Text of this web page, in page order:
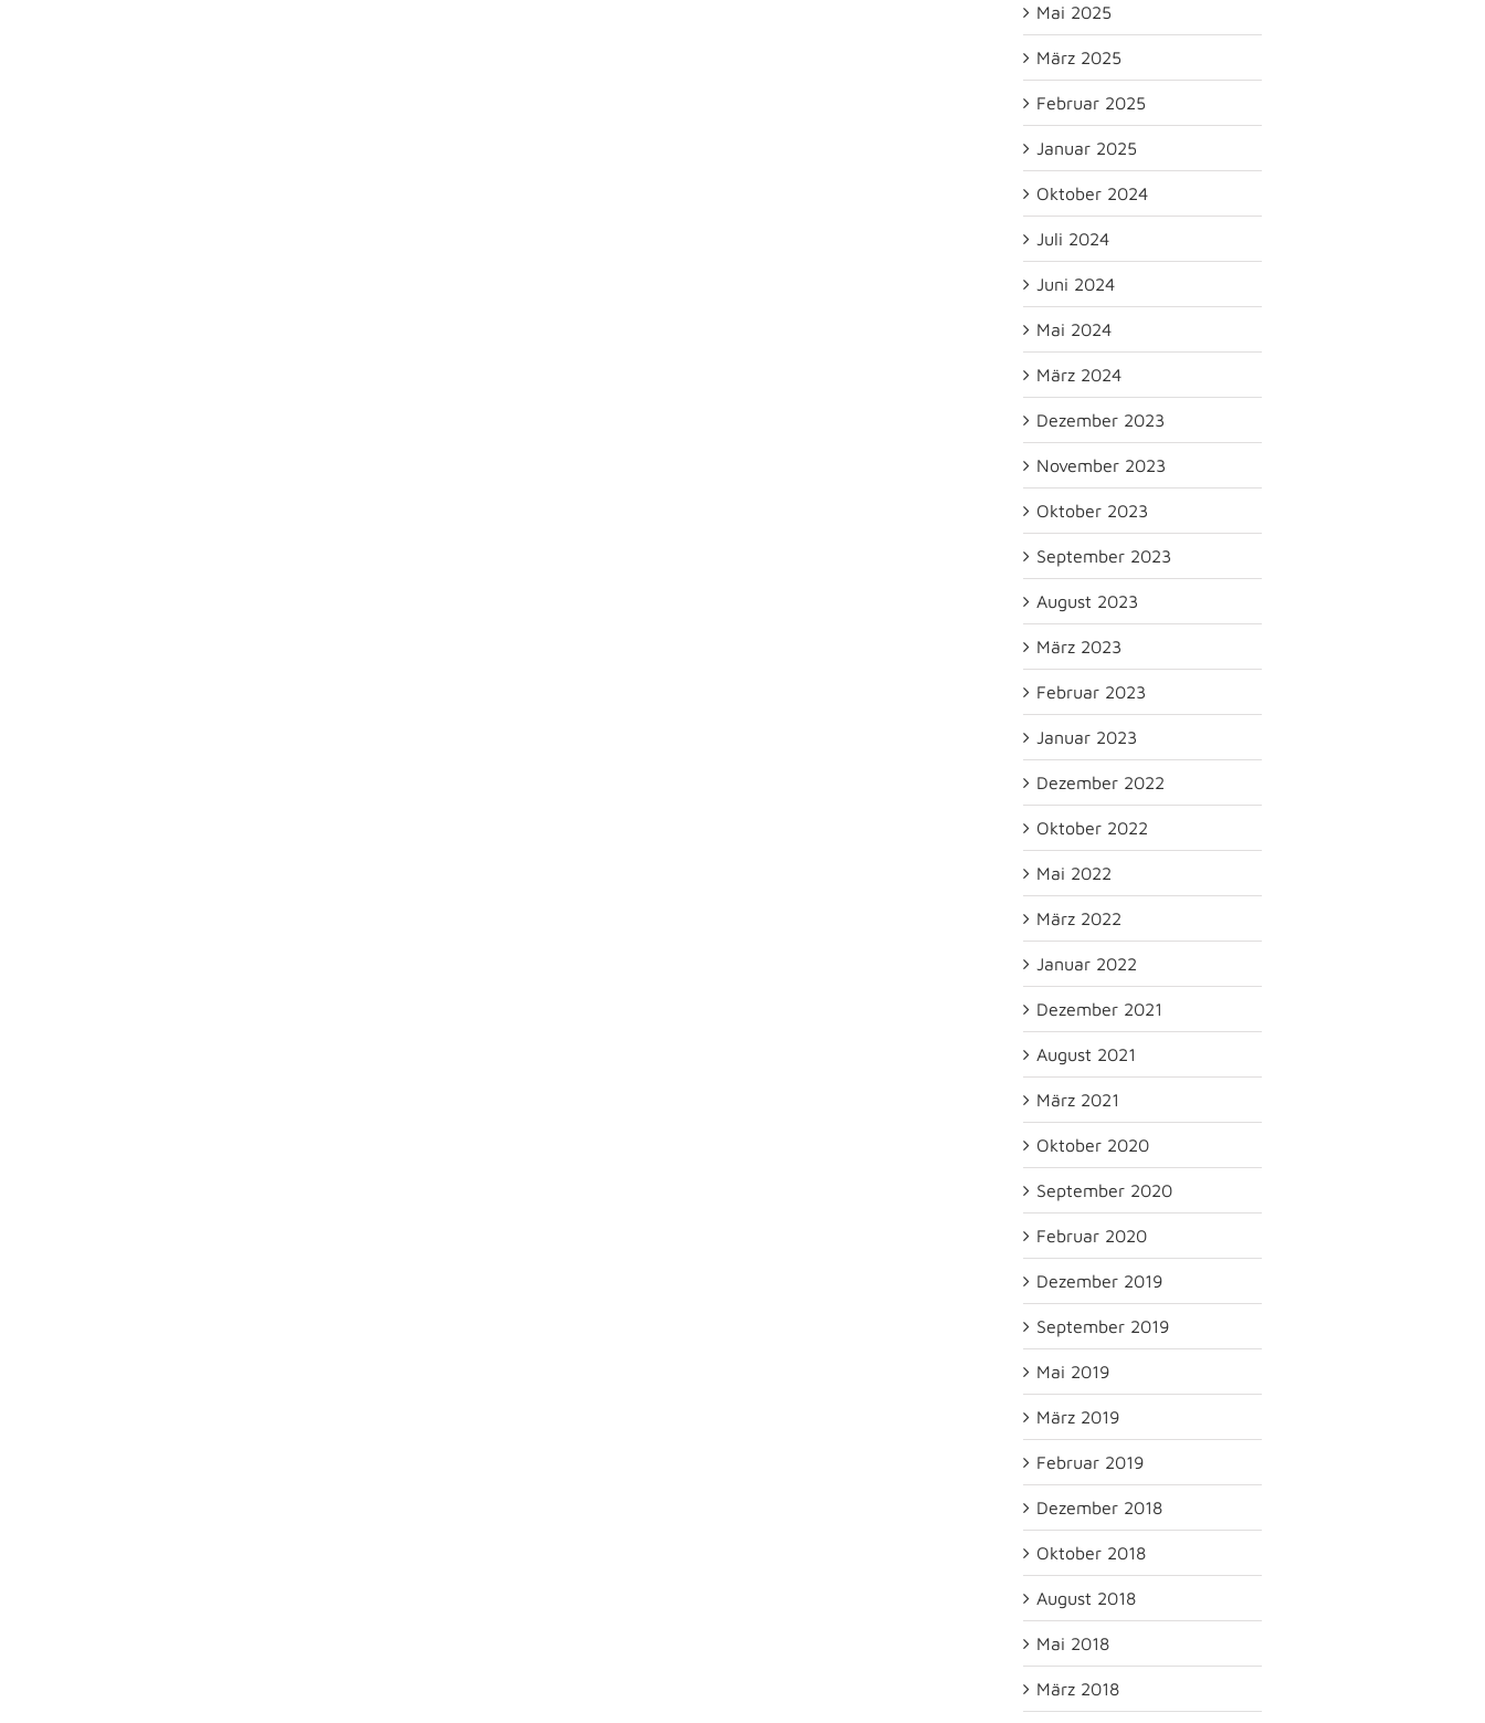
Mai 2025
März 2025
Februar 2025
Januar 2025
Oktober 2024
Juli 2024
Juni 2024
Mai 2024
März 2024
Dezember 2023
November 2023
Oktober 2023
September 2023
August 2023
März 2023
Februar 2023
Januar 2023
Dezember 2022
Oktober 2022
Mai 2022
März 2022
Januar 2022
Dezember 2021
August 2021
März 2021
Oktober 2020
September 2020
Februar 2020
Dezember 2019
September 2019
Mai 2019
März 2019
Februar 2019
Dezember 2018
Oktober 2018
August 2018
Mai 2018
März 2018